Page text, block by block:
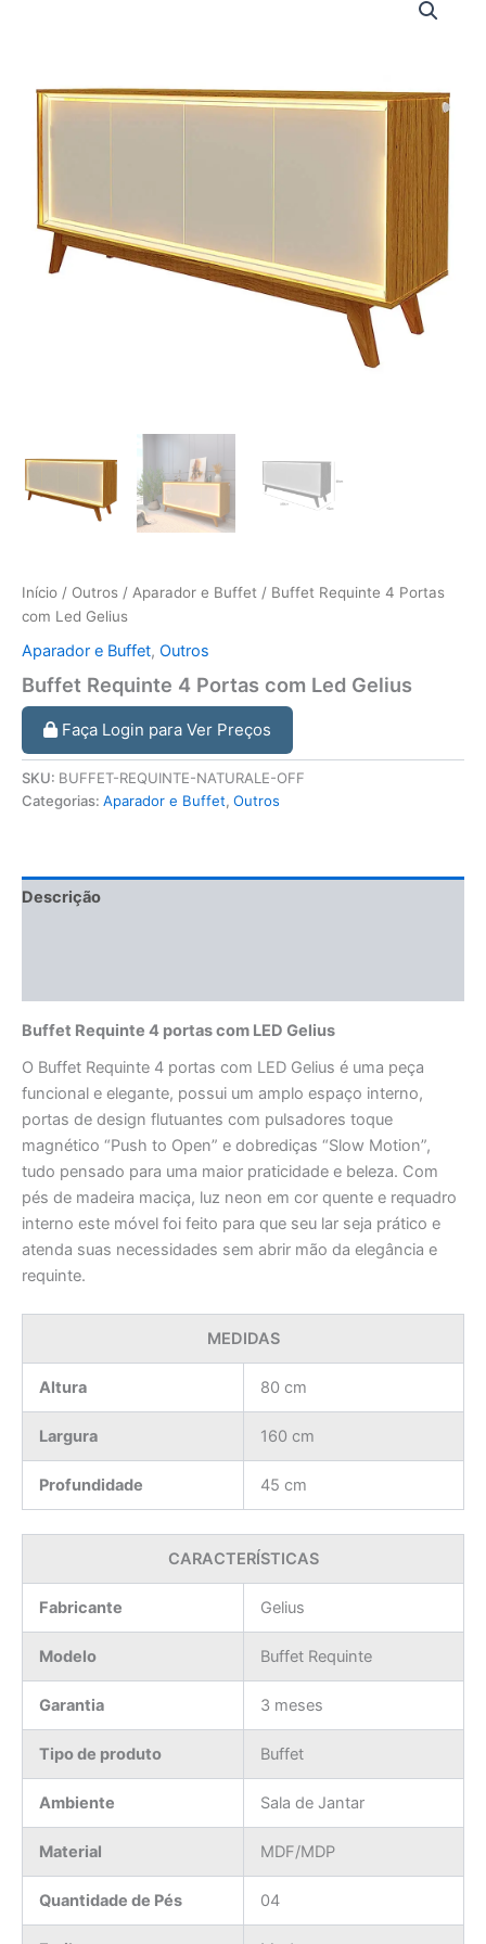
Início / Outros / Aparador e Buffet / Buffet Requinte 4 Portas
com Led Gelius
Aparador e Buffet, Outros
Buffet Requinte 4 Portas com Led Gelius
Faça Login para Ver Preços
SKU: BUFFET-REQUINTE-NATURALE-OFF
Categorias: Aparador e Buffet, Outros
Descrição
Buffet Requinte 4 portas com LED Gelius
O Buffet Requinte 4 portas com LED Gelius é uma peça
funcional e elegante, possui um amplo espaço interno,
portas de design flutuantes com pulsadores toque
magnético “Push to Open” e dobrediças “Slow Motion”,
tudo pensado para uma maior praticidade e beleza. Com
pés de madeira maciça, luz neon em cor quente e requadro
interno este móvel foi feito para que seu lar seja prático e
atenda suas necessidades sem abrir mão da elegância e
requinte.
MEDIDAS
Altura 80 cm
Largura 160 cm
Profundidade 45 cm
CARACTERÍSTICAS
Fabricante Gelius
Modelo Buffet Requinte
Garantia 3 meses
Tipo de produto Buffet
Ambiente Sala de Jantar
Material MDF/MDP
Quantidade de Pés 04